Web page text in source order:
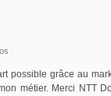
possible grâce au
métier. Merci NTT